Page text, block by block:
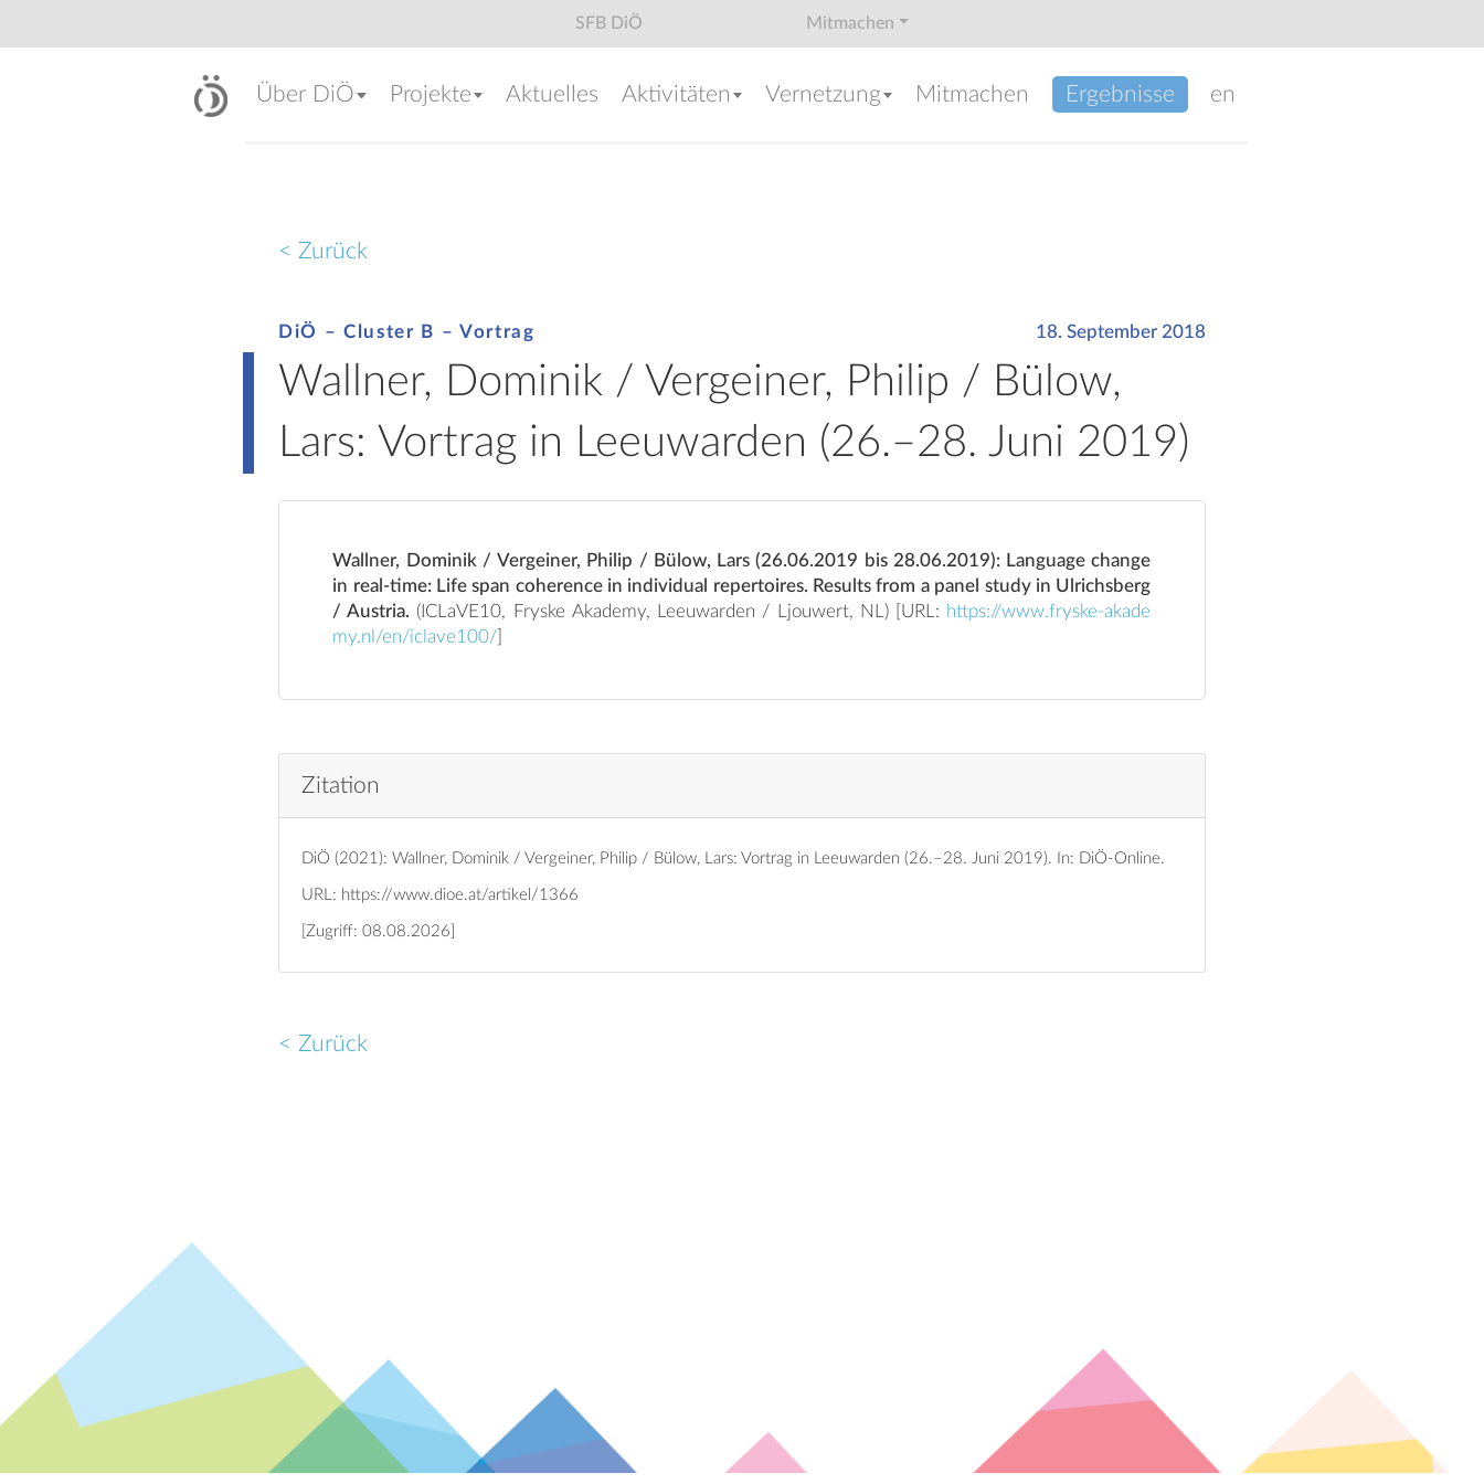
SFB DiÖ Mitmachen
Über DiÖ Projekte Aktuelles Aktivitäten Vernetzung Mitmachen Ergebnisse en
< Zurück
DiÖ – Cluster B – Vortrag 18. September 2018
Wallner, Dominik / Vergeiner, Philip / Bülow,
Lars: Vortrag in Leeuwarden (26.–28. Juni 2019)
Wallner, Dominik / Vergeiner, Philip / Bülow, Lars (26.06.2019 bis 28.06.2019): Language change
in real-time: Life span coherence in individual repertoires. Results from a panel study in Ulrichsberg
/ Austria.
(ICLaVE10, Fryske Akademy, Leeuwarden / Ljouwert, NL) [URL: https://www.fryske-akade
my.nl/en/iclave100/
Zitation
DiÖ (2021): Wallner, Dominik / Vergeiner, Philip / Bülow, Lars: Vortrag in Leeuwarden (26.–28. Juni 2019). In: DiÖ-Online.
URL: https://www.dioe.at/artikel/1366
[Zugriff: 08.08.2026]
< Zurück